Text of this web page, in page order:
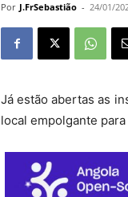
Por J.FrSebastião - 24/01/
Já estão abertas as
local empolgante